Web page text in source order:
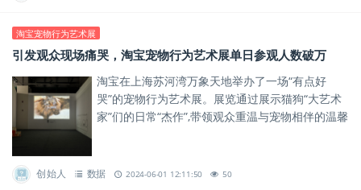
淘宝宠物行为艺术展
引发观众现场痛哭，淘宝宠物行为艺术展单日参观人数破万
淘宝在上海苏河湾万象天地举办了一场“有点好
哭”的宠物行为艺术展。展览通过展示猫狗“大艺术
家”们的日常“杰作”,带领观众重温与宠物相伴的温馨
创始人 数据 2024-06-01 12:11:50 50